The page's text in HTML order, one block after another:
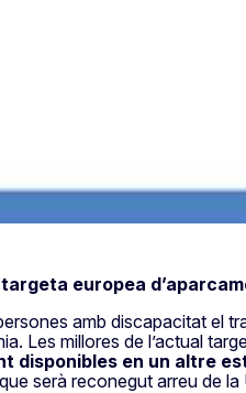
europea
amb discapacitat el
Les millores de l’actual
disponibles en un altre
serà reconegut arreu de la